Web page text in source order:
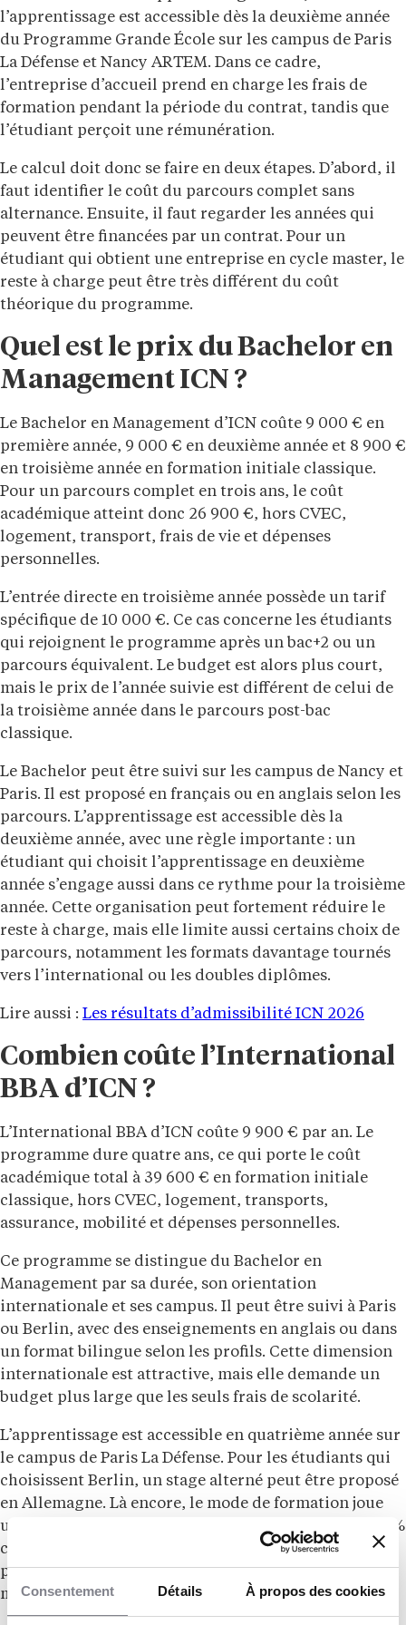
Consentement Détails À propos des cookies
l’apprentissage est accessible dès la deuxième année
du Programme Grande École sur les campus de Paris
La Défense et Nancy ARTEM. Dans ce cadre,
l’entreprise d’accueil prend en charge les frais de
formation pendant la période du contrat, tandis que
l’étudiant perçoit une rémunération.
Le calcul doit donc se faire en deux étapes. D’abord, il
faut identifier le coût du parcours complet sans
alternance. Ensuite, il faut regarder les années qui
peuvent être financées par un contrat. Pour un
étudiant qui obtient une entreprise en cycle master, le
reste à charge peut être très différent du coût
théorique du programme.
Quel est le prix du Bachelor en
Management ICN ?
Le Bachelor en Management d’ICN coûte 9 000 € en
première année, 9 000 € en deuxième année et 8 900 €
en troisième année en formation initiale classique.
Pour un parcours complet en trois ans, le coût
académique atteint donc 26 900 €, hors CVEC,
logement, transport, frais de vie et dépenses
personnelles.
L’entrée directe en troisième année possède un tarif
spécifique de 10 000 €. Ce cas concerne les étudiants
qui rejoignent le programme après un bac+2 ou un
parcours équivalent. Le budget est alors plus court,
mais le prix de l’année suivie est différent de celui de
la troisième année dans le parcours post-bac
classique.
Le Bachelor peut être suivi sur les campus de Nancy et
Paris. Il est proposé en français ou en anglais selon les
parcours. L’apprentissage est accessible dès la
deuxième année, avec une règle importante : un
étudiant qui choisit l’apprentissage en deuxième
année s’engage aussi dans ce rythme pour la troisième
année. Cette organisation peut fortement réduire le
reste à charge, mais elle limite aussi certains choix de
parcours, notamment les formats davantage tournés
vers l’international ou les doubles diplômes.
Lire aussi : Les résultats d’admissibilité ICN 2026
Combien coûte l’International
BBA d’ICN ?
L’International BBA d’ICN coûte 9 900 € par an. Le
programme dure quatre ans, ce qui porte le coût
académique total à 39 600 € en formation initiale
classique, hors CVEC, logement, transports,
assurance, mobilité et dépenses personnelles.
Ce programme se distingue du Bachelor en
Management par sa durée, son orientation
internationale et ses campus. Il peut être suivi à Paris
ou Berlin, avec des enseignements en anglais ou dans
un format bilingue selon les profils. Cette dimension
internationale est attractive, mais elle demande un
budget plus large que les seuls frais de scolarité.
L’apprentissage est accessible en quatrième année sur
le campus de Paris La Défense. Pour les étudiants qui
choisissent Berlin, un stage alterné peut être proposé
en Allemagne. Là encore, le mode de formation joue
un rôle central dans le budget réel : un parcours 100 %
classique et un parcours avec expérience
professionnalisante longue ne produisent pas le
même reste à charge.